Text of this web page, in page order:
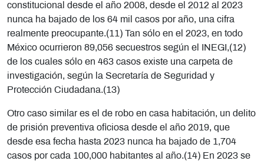
constitucional desde el año 2008, desde el 2012 al 2023
nunca ha bajado de los 64 mil casos por año, una cifra
realmente preocupante.(11) Tan sólo en el 2023, en todo
México ocurrieron 89,056 secuestros según el INEGI,(12)
de los cuales sólo en 463 casos existe una carpeta de
investigación, según la Secretaría de Seguridad y
Protección Ciudadana.(13)
Otro caso similar es el de robo en casa habitación, un delito
de prisión preventiva oficiosa desde el año 2019, que
desde esa fecha hasta 2023 nunca ha bajado de 1,704
casos por cada 100,000 habitantes al año.(14) En 2023 se